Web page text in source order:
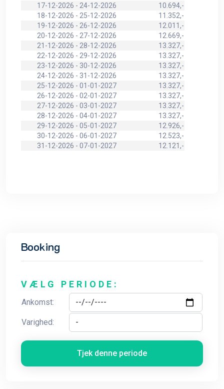
17-12-2026 - 24-12-2026
10.694,-
18-12-2026 - 25-12-2026
11.352,-
19-12-2026 - 26-12-2026
12.011,-
20-12-2026 - 27-12-2026
12.669,-
21-12-2026 - 28-12-2026
13.327,-
22-12-2026 - 29-12-2026
13.327,-
23-12-2026 - 30-12-2026
13.327,-
24-12-2026 - 31-12-2026
13.327,-
25-12-2026 - 01-01-2027
13.327,-
26-12-2026 - 02-01-2027
13.327,-
27-12-2026 - 03-01-2027
13.327,-
28-12-2026 - 04-01-2027
13.327,-
29-12-2026 - 05-01-2027
12.926,-
30-12-2026 - 06-01-2027
12.523,-
31-12-2026 - 07-01-2027
12.121,-
Booking
VÆLG PERIODE:
Ankomst:
Varighed:
Tjek denne periode